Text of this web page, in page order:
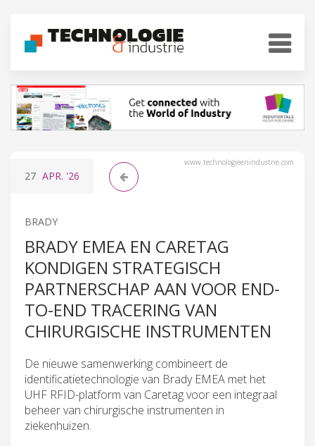
www.technologieenindustrie.com
27 APR. '26
BRADY
BRADY EMEA EN CARETAG
KONDIGEN STRATEGISCH
PARTNERSCHAP AAN VOOR END-
TO-END TRACERING VAN
CHIRURGISCHE INSTRUMENTEN
De nieuwe samenwerking combineert de
identificatietechnologie van Brady EMEA met het
UHF RFID-platform van Caretag voor een integraal
beheer van chirurgische instrumenten in
ziekenhuizen.